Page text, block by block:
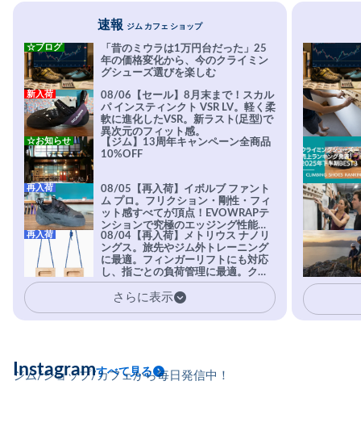
速報 ジム カフェ ショップ
「昔のミウラは1万円台だった」25
年の価格変化から、今のクライミン
グシューズ選びを楽しむ
☆ブログ
08/06【セール】8月末まで！スカル
パ インスティンクト VSR LV。軽く柔
軟に進化したVSR。新ラスト(足型)で
異次元のフィット感。
新入荷
【ジム】13周年キャンペーン全商品
10%OFF
☆お知らせ
08/05【再入荷】イボルブ ファント
ム プロ。フリクション・剛性・フィ
ット感すべてが頂点！EVOWRAPテ
ンションで究極のエッジング性能を
実現。進化系ラバーEvo-74はTRAX
を凌駕する粘着力で極小ホールドに
安心感。
再入荷
08/04【再入荷】メトリウス ナノリ
ングス。旅先やジム外トレーニング
に最適。フィンガーリフトにも対応
し、指ごとの負荷管理に最適。クラ
イマーの指を本気で鍛えるギア。
再入荷
さらに表示
ジム/ショップ/カフェから毎日発信中！
Instagramすべて見る